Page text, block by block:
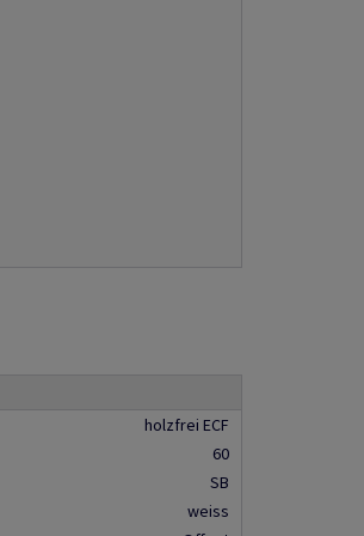
holzfrei ECF
60
SB
weiss